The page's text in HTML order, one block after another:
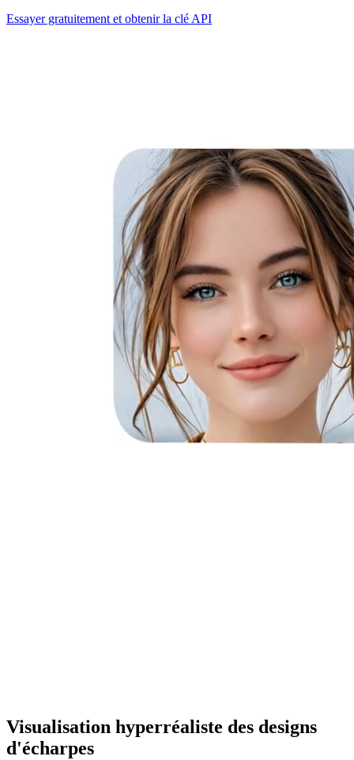
Essayer gratuitement et obtenir la clé API
Visualisation hyperréaliste des designs
d'écharpes